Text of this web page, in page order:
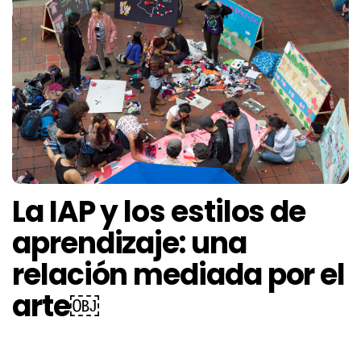
La IAP y los estilos de
aprendizaje: una
relación mediada por el
arte￼